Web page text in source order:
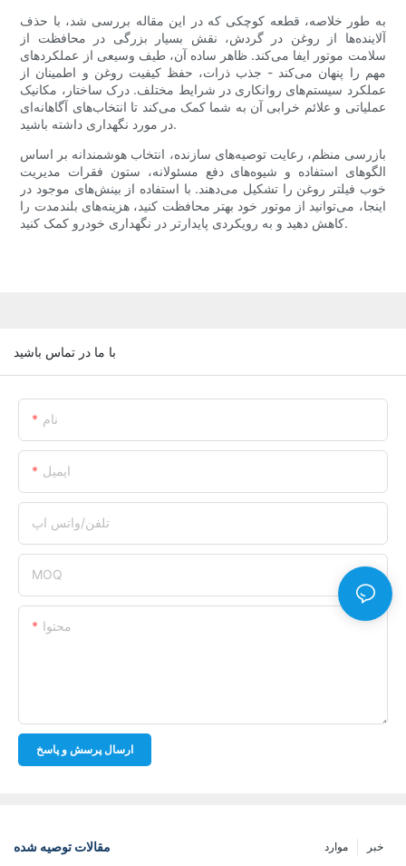
به طور خلاصه، قطعه کوچکی که در این مقاله بررسی شد، با حذف
آلاینده‌ها از روغن در گردش، نقش بسیار بزرگی در محافظت از
سلامت موتور ایفا می‌کند. ظاهر ساده آن، طیف وسیعی از عملکردهای
مهم را پنهان می‌کند - جذب ذرات، حفظ کیفیت روغن و اطمینان از
عملکرد سیستم‌های روانکاری در شرایط مختلف. درک ساختار، مکانیک
عملیاتی و علائم خرابی آن به شما کمک می‌کند تا انتخاب‌های آگاهانه‌ای
در مورد نگهداری داشته باشید.
بازرسی منظم، رعایت توصیه‌های سازنده، انتخاب هوشمندانه بر اساس
الگوهای استفاده و شیوه‌های دفع مسئولانه، ستون فقرات مدیریت
خوب فیلتر روغن را تشکیل می‌دهند. با استفاده از بینش‌های موجود در
اینجا، می‌توانید از موتور خود بهتر محافظت کنید، هزینه‌های بلندمدت را
کاهش دهید و به رویکردی پایدارتر در نگهداری خودرو کمک کنید.
با ما در تماس باشید
نام
ایمیل
تلفن/واتس اپ
MOQ
محتوا
ارسال پرسش و پاسخ
مقالات توصیه شده خبر موارد